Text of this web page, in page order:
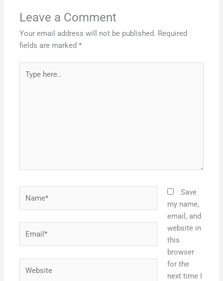
Leave a Comment
Your email address will not be published. Required
fields are marked*
here..
Save
my name,
email, and
website in
this
browser
for the
next time I